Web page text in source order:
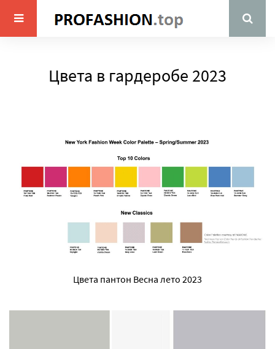
Цвета в гардеробе 2023
Цвета пантон Весна лето 2023